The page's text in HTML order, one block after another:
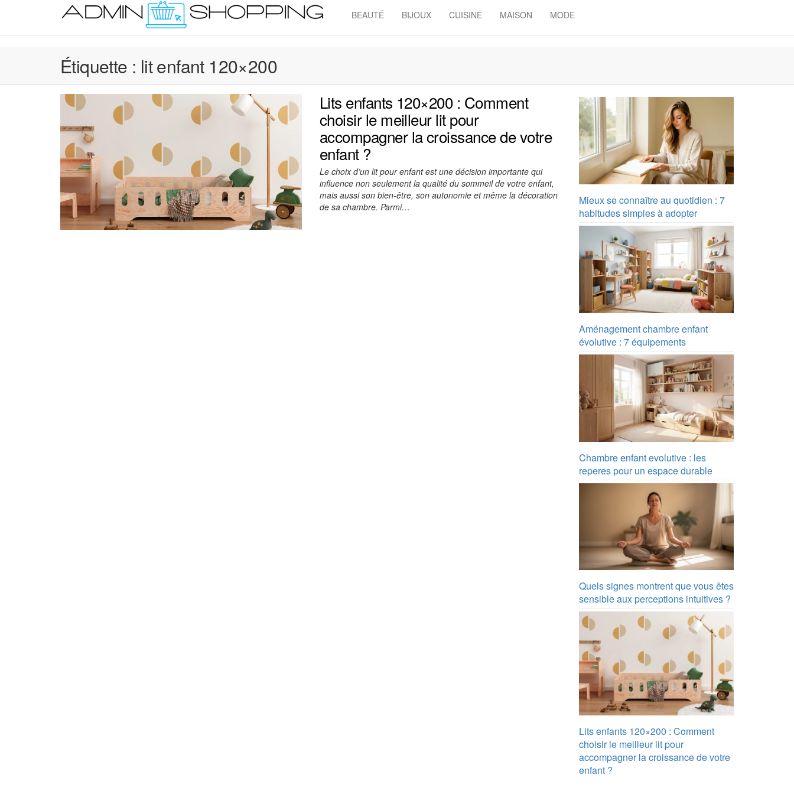
BEAUTÉ BIJOUX CUISINE MAISON MODE
Étiquette : lit enfant 120×200
Lits enfants 120×200 : Comment
choisir le meilleur lit pour
accompagner la croissance de votre
enfant ?
Le choix d’un lit pour enfant est une décision importante qui
influence non seulement la qualité du sommeil de votre enfant,
mais aussi son bien-être, son autonomie et même la décoration
de sa chambre. Parmi…
Mieux se connaître au quotidien : 7
habitudes simples à adopter
Aménagement chambre enfant
évolutive : 7 équipements
Chambre enfant evolutive : les
reperes pour un espace durable
Quels signes montrent que vous êtes
sensible aux perceptions intuitives ?
Lits enfants 120×200 : Comment
choisir le meilleur lit pour
accompagner la croissance de votre
enfant ?